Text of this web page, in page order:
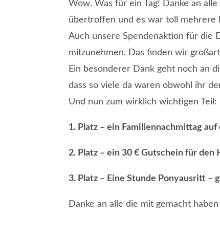
Wow. Was für ein Tag! Danke an
übertroffen und es war toll mehrere
Auch unsere Spendenaktion für die
mitzunehmen. Das finden wir
Ein besonderer Dank geht noch an
dass so viele da waren obwohl ihr
Und nun zum wirklich wichtigen
1. Platz – ein Familiennachmittag
2. Platz – ein 30 € Gutschein für
3. Platz – Eine Stunde Ponyausritt –
Danke an alle die mit gemacht